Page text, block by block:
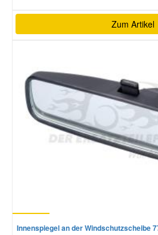
Zum Artikel
Innenspiegel an der Windschutzscheibe